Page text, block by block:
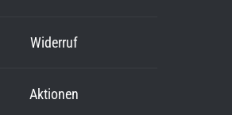
Widerruf
Aktionen